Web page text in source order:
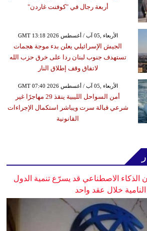
أربعة رجال في "كوفنت غاردن"
GMT 13:18 2026 الأربعاء ,05 آب / أغسطس
الجيش الإسرائيلي يعلن بدء موجة هجمات
تستهدف جنوب لبنان ردا على خرق حزب الله
لاتفاق وقف إطلاق النار
GMT 07:40 2026 الأربعاء ,05 آب / أغسطس
أمن السواحل الليبية ينقذ 29 مهاجرًا غير
شرعي قبالة سرت ويباشر استكمال الإجراءات
القانونية
الذكاء الاصطناعي قد يسرّع تنمية الدول
النامية خلال عقد واحد